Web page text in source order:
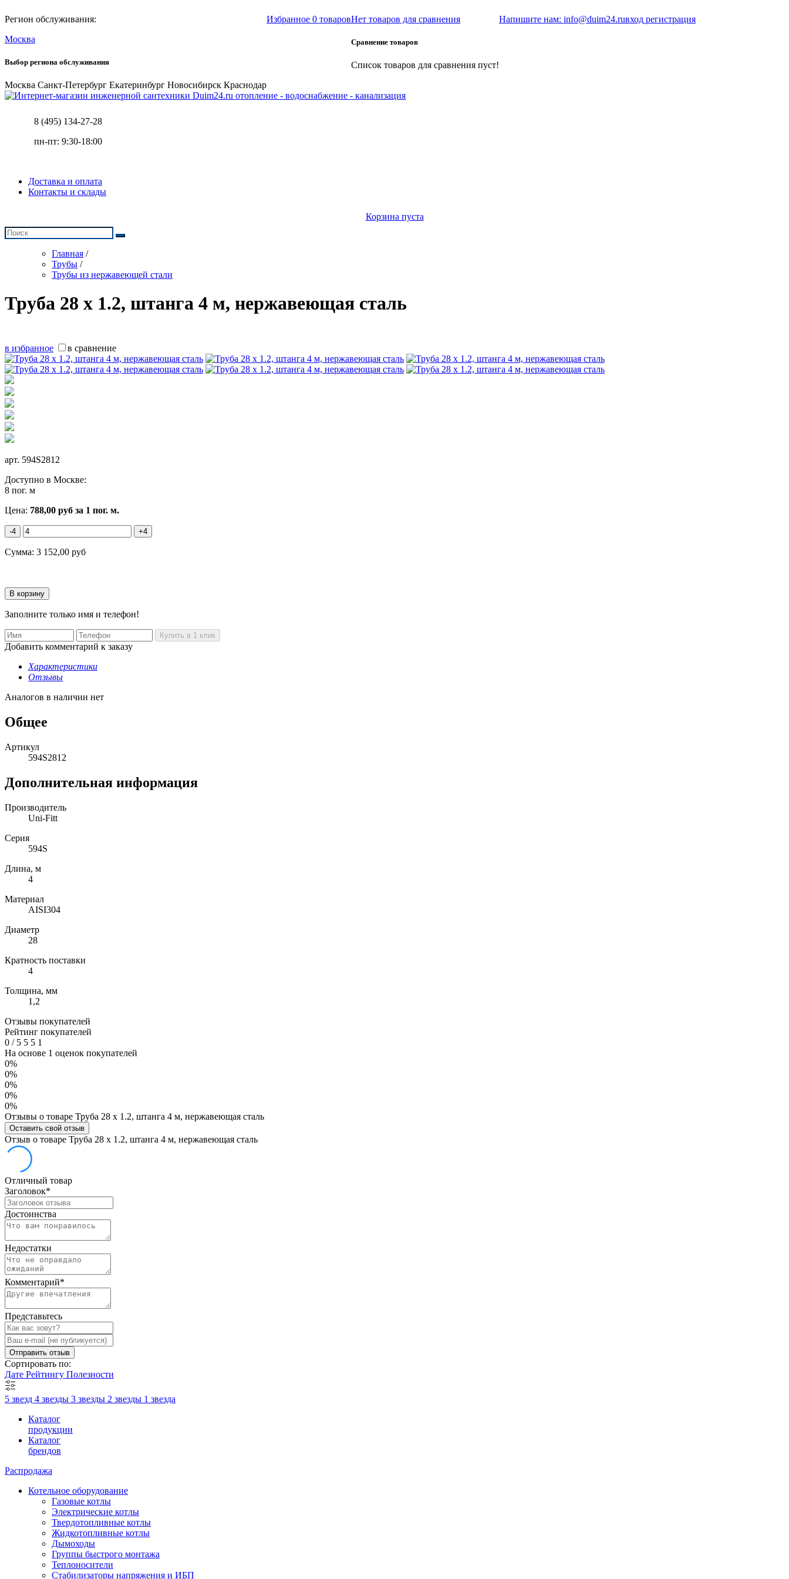
Регион обслуживания:
Москва
Выбор региона обслуживания
Москва Санкт-Петербург Екатеринбург Новосибирск Краснодар
Избранное 0 товаровНет товаров для сравнения
Сравнение товаров
Список товаров для сравнения пуст!
Напишите нам: info@duim24.ruвход регистрация
отопление - водоснабжение - канализация
8 (495) 134-27-28
пн-пт: 9:30-18:00
Доставка и оплата
Контакты и склады
Корзина пуста
Главная /
Трубы /
Трубы из нержавеющей стали
Труба 28 х 1.2, штанга 4 м, нержавеющая сталь
в избранное в сравнение
арт. 594S2812
Доступно в Москве:
8 пог. м
Цена: 788,00 руб за 1 пог. м.
-4 +4
Сумма: 3 152,00 руб
Заполните только имя и телефон!
Добавить комментарий к заказу
Характеристики
Отзывы
Аналогов в наличии нет
Общее
Артикул
594S2812
Дополнительная информация
Производитель
Uni-Fitt
Серия
594S
Длина, м
4
Материал
AISI304
Диаметр
28
Кратность поставки
4
Толщина, мм
1,2
Отзывы покупателей
Рейтинг покупателей
0 /5 5 5 1
На основе 1 оценок покупателей
0%
0%
0%
0%
0%
Отзывы о товаре Труба 28 х 1.2, штанга 4 м, нержавеющая сталь
Оставить свой отзыв
Отзыв о товаре Труба 28 х 1.2, штанга 4 м, нержавеющая сталь
Отличный товар
Заголовок*
Достоинства
Недостатки
Комментарий*
Представьтесь
Отправить отзыв
Сортировать по:
Дате Рейтингу Полезности
5 звезд 4 звезды 3 звезды 2 звезды 1 звезда
Каталог
продукции
Каталог
брендов
Распродажа
Котельное оборудование
Газовые котлы
Электрические котлы
Твердотопливные котлы
Жидкотопливные котлы
Дымоходы
Группы быстрого монтажа
Теплоносители
Стабилизаторы напряжения и ИБП